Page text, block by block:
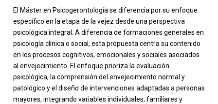
El Máster en Psicogerontología se diferencia por su enfoque
específico en la etapa de la vejez desde una perspectiva
psicológica integral. A diferencia de formaciones generales en
psicología clínica o social, esta propuesta centra su contenido
en los procesos cognitivos, emocionales y sociales asociados
al envejecimiento. El enfoque prioriza la evaluación
psicológica, la comprensión del envejecimiento normal y
patológico y el diseño de intervenciones adaptadas a personas
mayores, integrando variables individuales, familiares y
-